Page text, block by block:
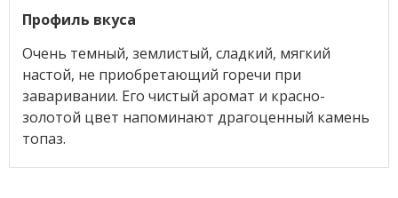
Профиль вкуса
Очень темный, землистый, сладкий, мягкий
настой, не приобретающий горечи при
заваривании. Его чистый аромат и красно-
золотой цвет напоминают драгоценный камень
топаз.